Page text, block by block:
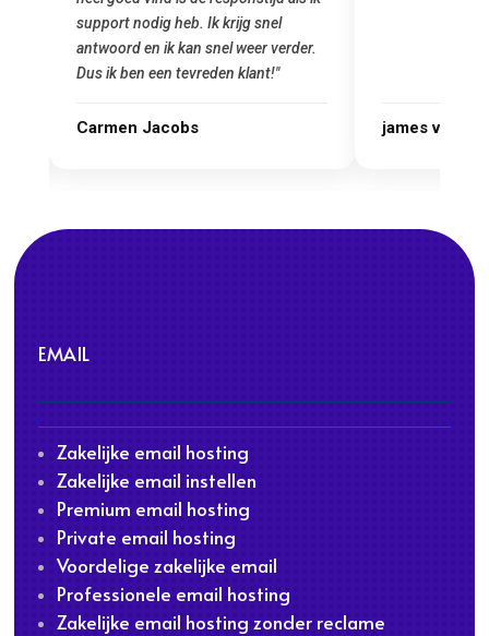
james van oranje Marcel
EMAIL
Zakelijke email hosting
Zakelijke email instellen
Premium email hosting
Private email hosting
Voordelige zakelijke email
Professionele email hosting
Zakelijke email hosting zonder reclame